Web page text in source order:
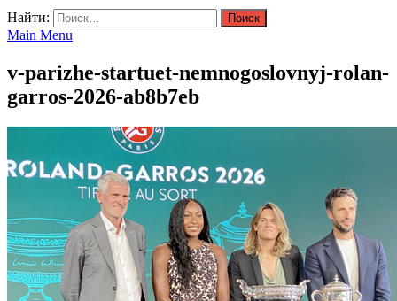
Найти:
Main Menu
v-parizhe-startuet-nemnogoslovnyj-rolan-
garros-2026-ab8b7eb